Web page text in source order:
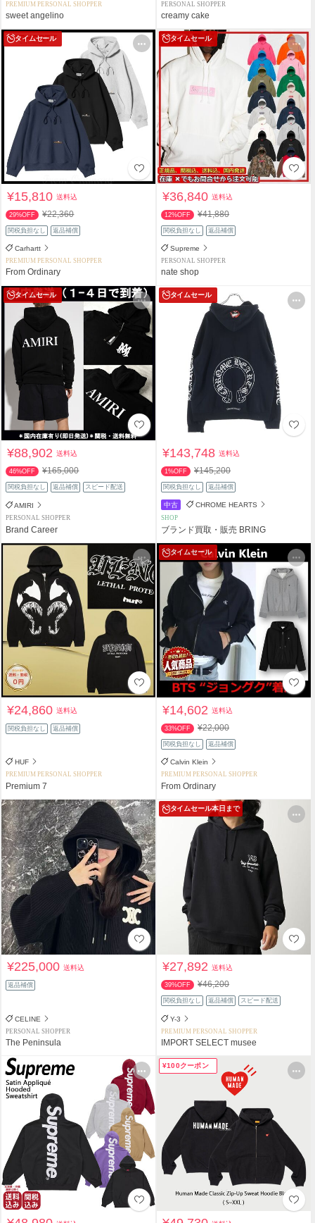
PREMIUM PERSONAL SHOPPER
sweet angelino
PERSONAL SHOPPER
creamy cake
タイムセール
¥15,810送料込
29%OFF ¥22,360
関税負担なし 返品補償
Carhartt
PREMIUM PERSONAL SHOPPER
From Ordinary
タイムセール
¥36,840送料込
12%OFF ¥41,880
関税負担なし 返品補償
Supreme
PERSONAL SHOPPER
nate shop
タイムセール
¥88,902送料込
46%OFF ¥165,000
関税負担なし 返品補償 スピード配送
AMIRI
PERSONAL SHOPPER
Brand Career
タイムセール
¥143,748送料込
1%OFF ¥145,200
関税負担なし 返品補償
中古 CHROME HEARTS
SHOP
ブランド買取・販売 BRING
¥24,860送料込
関税負担なし 返品補償
HUF
PREMIUM PERSONAL SHOPPER
Premium 7
タイムセール
¥14,602送料込
33%OFF ¥22,000
関税負担なし 返品補償
Calvin Klein
PREMIUM PERSONAL SHOPPER
From Ordinary
¥225,000送料込
返品補償
CELINE
PERSONAL SHOPPER
The Peninsula
タイムセール本日まで
¥27,892送料込
39%OFF ¥46,200
関税負担なし 返品補償 スピード配送
Y-3
PREMIUM PERSONAL SHOPPER
IMPORT SELECT musee
¥100クーポン